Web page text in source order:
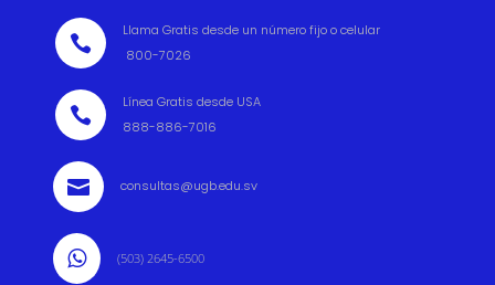

Llama Gratis desde un número fijo o celular
800-7026

Línea Gratis desde USA
888-886-7016
 consultas@ugb.edu.sv
 (503) 2645-6500